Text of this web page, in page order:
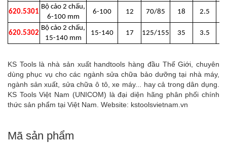
620.5301
Bộ cảo 2 chấu,
6-100 mm
6-100 12 70/85 18 2.5
620.5302
Bộ cảo 2 chấu,
15-140 mm
15-140 17 125/155 35 3.5
KS Tools là nhà sản xuất handtools hàng đầu Thế Giới, chuyên
dùng phục vụ cho các ngành sửa chữa bảo dưỡng tại nhà máy,
ngành sản xuất, sửa chữa ô tô, xe máy... hay cả trong dân dụng.
KS Tools Việt Nam (UNICOM) là đại diện hãng phân phối chính
thức sản phẩm tại Việt Nam. Website: kstoolsvietnam.vn
Mã sản phẩm